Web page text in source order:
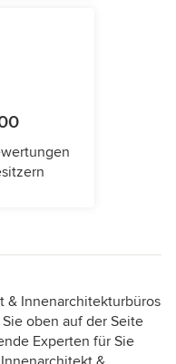
& Innenarchitekturbüros
oben auf der Seite
Experten für Sie